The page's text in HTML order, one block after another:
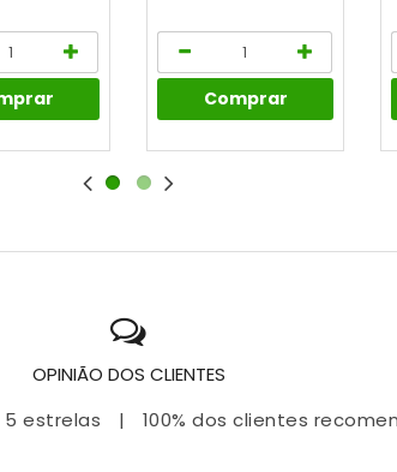
Comprar
OPINIÃO DOS CLIENTES
5 estrelas
| 100% dos clientes